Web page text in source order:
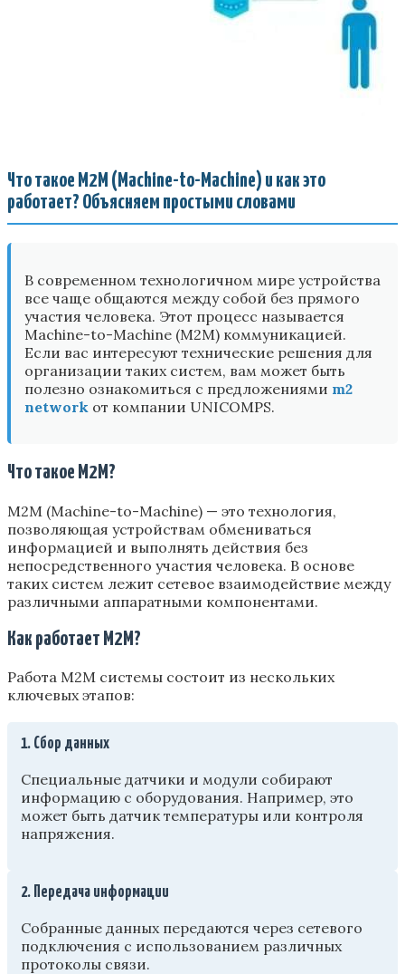
Что такое M2M (Machine-to-Machine) и как это
работает? Объясняем простыми словами
В современном технологичном мире устройства
все чаще общаются между собой без прямого
участия человека. Этот процесс называется
Machine-to-Machine (M2M) коммуникацией.
Если вас интересуют технические решения для
организации таких систем, вам может быть
полезно ознакомиться с предложениями m2
network от компании UNICOMPS.
Что такое M2M?
M2M (Machine-to-Machine) — это технология,
позволяющая устройствам обмениваться
информацией и выполнять действия без
непосредственного участия человека. В основе
таких систем лежит сетевое взаимодействие между
различными аппаратными компонентами.
Как работает M2M?
Работа M2M системы состоит из нескольких
ключевых этапов:
1. Сбор данных
Специальные датчики и модули собирают
информацию с оборудования. Например, это
может быть датчик температуры или контроля
напряжения.
2. Передача информации
Собранные данных передаются через сетевого
подключения с использованием различных
протоколы связи.